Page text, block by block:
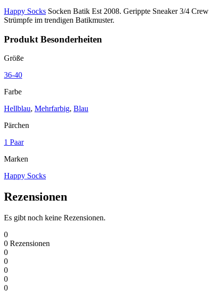
Happy Socks Socken Batik Est 2008. Gerippte Sneaker 3/4 Crew
Strümpfe im trendigen Batikmuster.
Produkt Besonderheiten
Größe
36-40
Farbe
Hellblau, Mehrfarbig, Blau
Pärchen
1 Paar
Marken
Happy Socks
Rezensionen
Es gibt noch keine Rezensionen.
0
0 Rezensionen
0
0
0
0
0